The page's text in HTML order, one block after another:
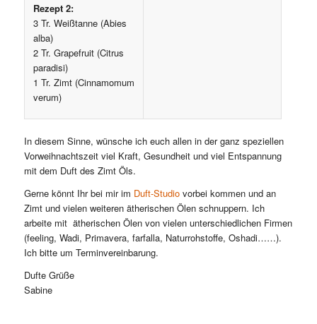
Rezept 2:
3 Tr. Weißtanne (Abies
alba)
2 Tr. Grapefruit (Citrus
paradisi)
1 Tr. Zimt (Cinnamomum
verum)
In diesem Sinne, wünsche ich euch allen in der ganz speziellen
Vorweihnachtszeit viel Kraft, Gesundheit und viel Entspannung
mit dem Duft des Zimt Öls.
Gerne könnt Ihr bei mir im Duft-Studiovorbei kommen und an
Zimt und vielen weiteren ätherischen Ölen schnuppern. Ich
arbeite mit ätherischen Ölen von vielen unterschiedlichen Firmen
(feeling, Wadi, Primavera, farfalla, Naturrohstoffe, Oshadi……).
Ich bitte um Terminvereinbarung.
Dufte Grüße
Sabine